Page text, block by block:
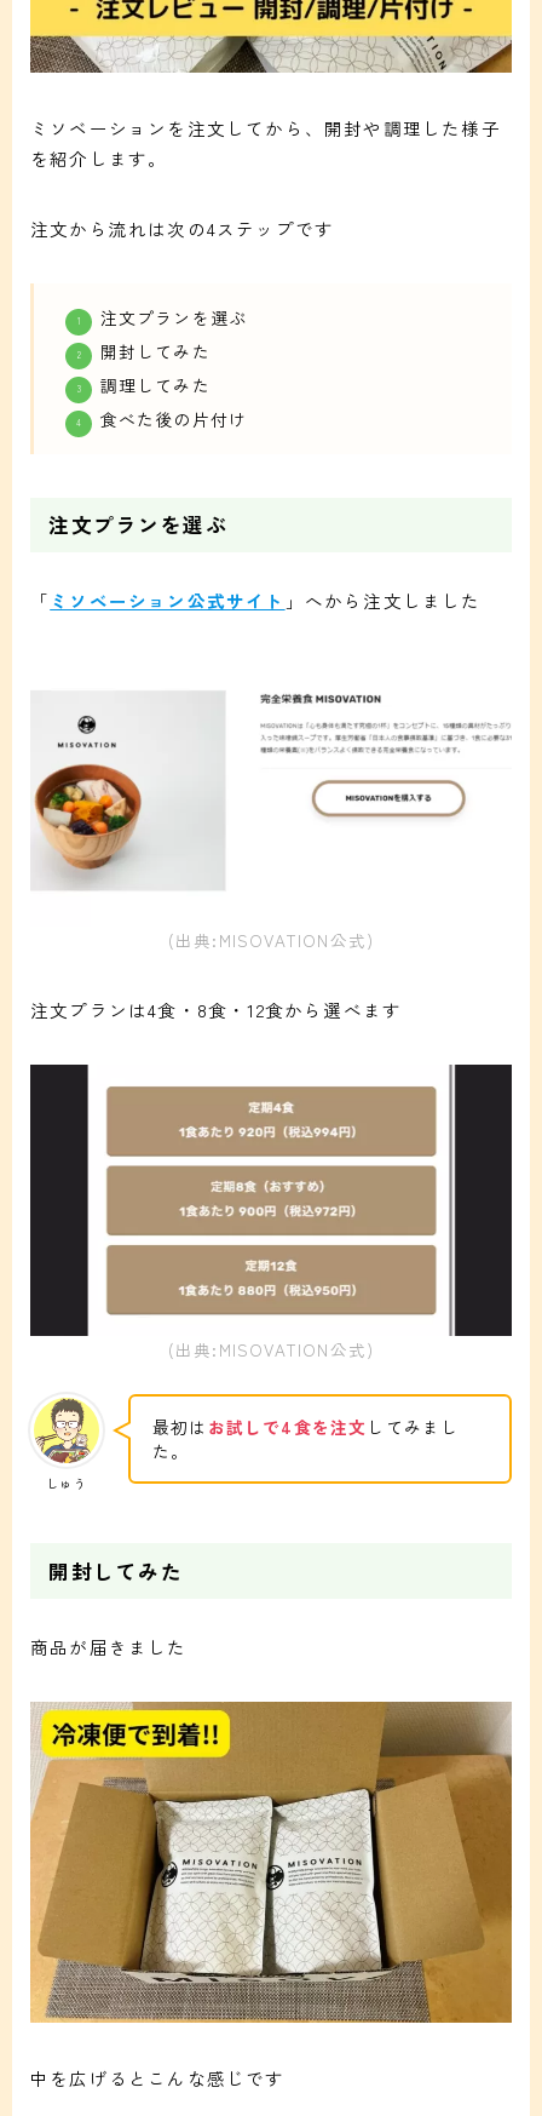
ミソベーションを注文してから、開封や調理した様子
を紹介します。
注文から流れは次の4ステップです
注文プランを選ぶ
開封してみた
調理してみた
食べた後の片付け
注文プランを選ぶ
「 ミソベーション公式サイト 」へから注文しました
(出典:MISOVATION公式)
注文プランは4食・8食・12食から選べます
(出典:MISOVATION公式)
しゅう
最初は お試しで4食を注文 してみまし
た。
開封してみた
商品が届きました
中を広げるとこんな感じです